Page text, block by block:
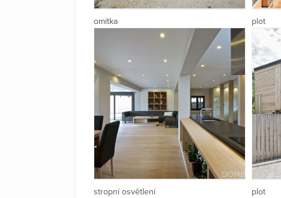
omítka plot
stropní osvětlení plot